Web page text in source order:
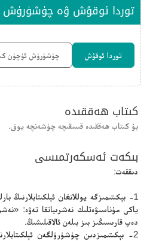
توردا ئوقۇش ۋە چۈشۈرۈش
توردا ئوقۇش چۈشۈرۈش ئۈچۈن
كىتاب ھەققىدە
بۇ كىتاب ھەققىدە قىسقىچە چۈشەنچە يوق.
بىكەت ئەسكەرتمىسى
دىققەت:
1- بېكىتىمىزگە يوللانغان ئېلكىتابلارنىڭ
ياكى مۇناسىۋەتلىك نەشرىياتقا تەۋە:
دەپ قارىسىڭىز بىز بىلەن ئالاقىلىشىڭ.
2- بېكىتىمىزدىن چۈشۈرۈلگەن